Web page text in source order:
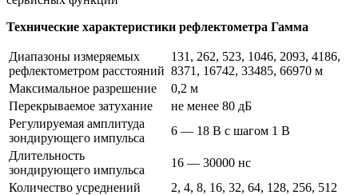
Технические характеристики рефлектометра Гамма
Диапазоны измеряемых
рефлектометром расстояний
131, 262, 523, 1046, 2093, 4186,
8371, 16742, 33485, 66970 м
Максимальное разрешение
0,2 м
Перекрываемое затухание
не менее 80 дБ
Регулируемая амплитуда
зондирующего импульса
6 — 18 В с шагом 1 В
Длительность
зондирующего импульса
16 — 30000 нс
Количество усреднений
2, 4, 8, 16, 32, 64, 128, 256, 512